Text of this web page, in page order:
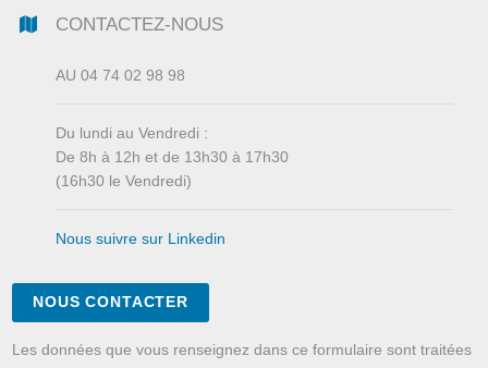
CONTACTEZ-NOUS
AU 04 74 02 98 98
Du lundi au Vendredi :
De 8h à 12h et de 13h30 à 17h30
(16h30 le Vendredi)
Nous suivre sur Linkedin
NOUS CONTACTER
Les données que vous renseignez dans ce formulaire sont traitées